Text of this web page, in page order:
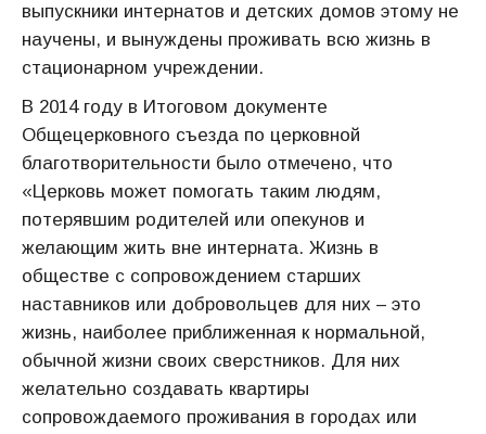
выпускники интернатов и детских домов этому не
научены, и вынуждены проживать всю жизнь в
стационарном учреждении.
В 2014 году в Итоговом документе
Общецерковного съезда по церковной
благотворительности было отмечено, что
«Церковь может помогать таким людям,
потерявшим родителей или опекунов и
желающим жить вне интерната. Жизнь в
обществе с сопровождением старших
наставников или добровольцев для них – это
жизнь, наиболее приближенная к нормальной,
обычной жизни своих сверстников. Для них
желательно создавать квартиры
сопровождаемого проживания в городах или